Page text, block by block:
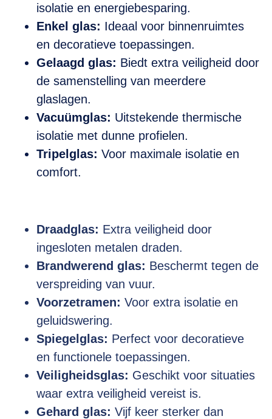
isolatie en energiebesparing.
Enkel glas: Ideaal voor binnenruimtes
en decoratieve toepassingen.
Gelaagd glas: Biedt extra veiligheid door
de samenstelling van meerdere
glaslagen.
Vacuümglas: Uitstekende thermische
isolatie met dunne profielen.
Tripelglas: Voor maximale isolatie en
comfort.
Draadglas: Extra veiligheid door
ingesloten metalen draden.
Brandwerend glas: Beschermt tegen de
verspreiding van vuur.
Voorzetramen: Voor extra isolatie en
geluidswering.
Spiegelglas: Perfect voor decoratieve
en functionele toepassingen.
Veiligheidsglas: Geschikt voor situaties
waar extra veiligheid vereist is.
Gehard glas: Vijf keer sterker dan